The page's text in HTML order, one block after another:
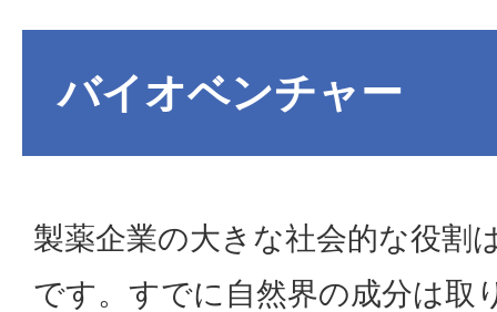
バイオベンチャー
製薬企業の大きな社会的な役割
です。すでに自然界の成分は取